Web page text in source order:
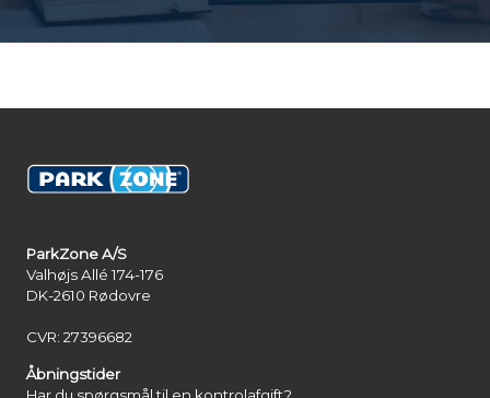
ParkZone A/S
Valhøjs Allé 174-176
DK-2610 Rødovre
CVR: 27396682
Åbningstider